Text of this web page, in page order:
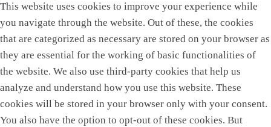
This website uses cookies to improve your experience while
you navigate through the website. Out of these, the cookies
that are categorized as necessary are stored on your browser as
they are essential for the working of basic functionalities of
the website. We also use third-party cookies that help us
analyze and understand how you use this website. These
cookies will be stored in your browser only with your consent.
You also have the option to opt-out of these cookies. But